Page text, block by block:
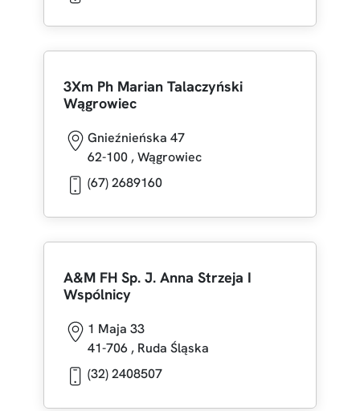
3Xm Ph Marian Talaczyński
Wągrowiec
Gnieźnieńska 47
62-100,Wągrowiec
(67) 2689160
A&M FH Sp. J. Anna Strzeja I
Wspólnicy
1 Maja 33
41-706, Ruda Śląska
(32) 2408507